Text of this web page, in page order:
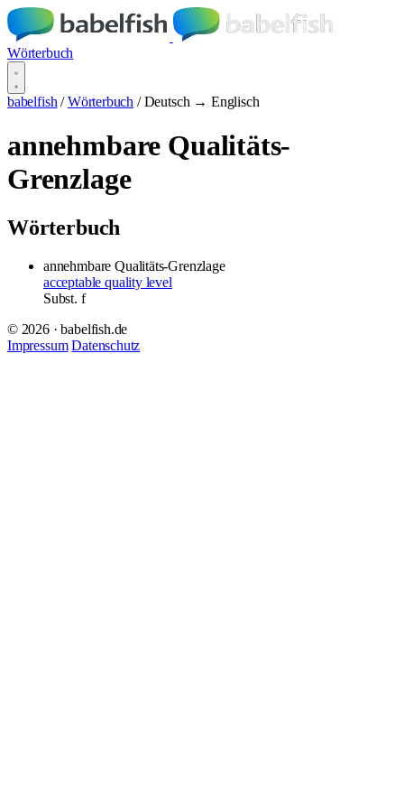
Wörterbuch
babelfish / Wörterbuch / Deutsch → Englisch
annehmbare Qualitäts-
Grenzlage
Wörterbuch
annehmbare Qualitäts-Grenzlage
acceptable quality level
Subst. f
© 2026 · babelfish.de
Impressum Datenschutz